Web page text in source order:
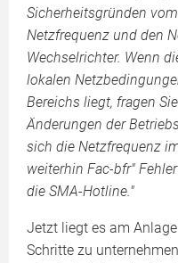
Sicherheitsgründen
Netzfrequenz und den
Wechselrichter. Wenn
lokalen
Bereichs liegt, fragen
Änderungen der
sich die Netzfrequenz
weiterhin Fac-bfr"
die SMA-Hotline."
Jetzt liegt es am
Schritte zu